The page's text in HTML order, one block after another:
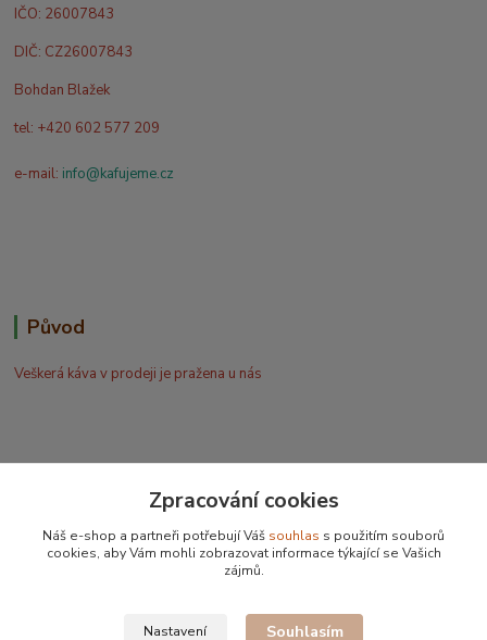
IČO: 26007843
DIČ: CZ26007843
Bohdan Blažek
tel: +420 602 577 209
e-mail: info@kafujeme.cz
Původ
Veškerá káva v prodeji je pražena u nás
+420 602 577 209
Zpracování cookies
Náš e-shop a partneři potřebují Váš souhlas s použitím souborů
cookies, aby Vám mohli zobrazovat informace týkající se Vašich
zájmů.
Nastavení Souhlasím